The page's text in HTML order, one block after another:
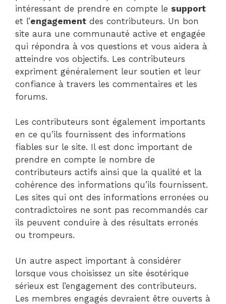
intéressant de prendre en compte le support
et l’engagement des contributeurs. Un bon
site aura une communauté active et engagée
qui répondra à vos questions et vous aidera à
atteindre vos objectifs. Les contributeurs
expriment généralement leur soutien et leur
confiance à travers les commentaires et les
forums.
Les contributeurs sont également importants
en ce qu’ils fournissent des informations
fiables sur le site. Il est donc important de
prendre en compte le nombre de
contributeurs actifs ainsi que la qualité et la
cohérence des informations qu’ils fournissent.
Les sites qui ont des informations erronées ou
contradictoires ne sont pas recommandés car
ils peuvent conduire à des résultats erronés
ou trompeurs.
Un autre aspect important à considérer
lorsque vous choisissez un site ésotérique
sérieux est l’engagement des contributeurs.
Les membres engagés devraient être ouverts à